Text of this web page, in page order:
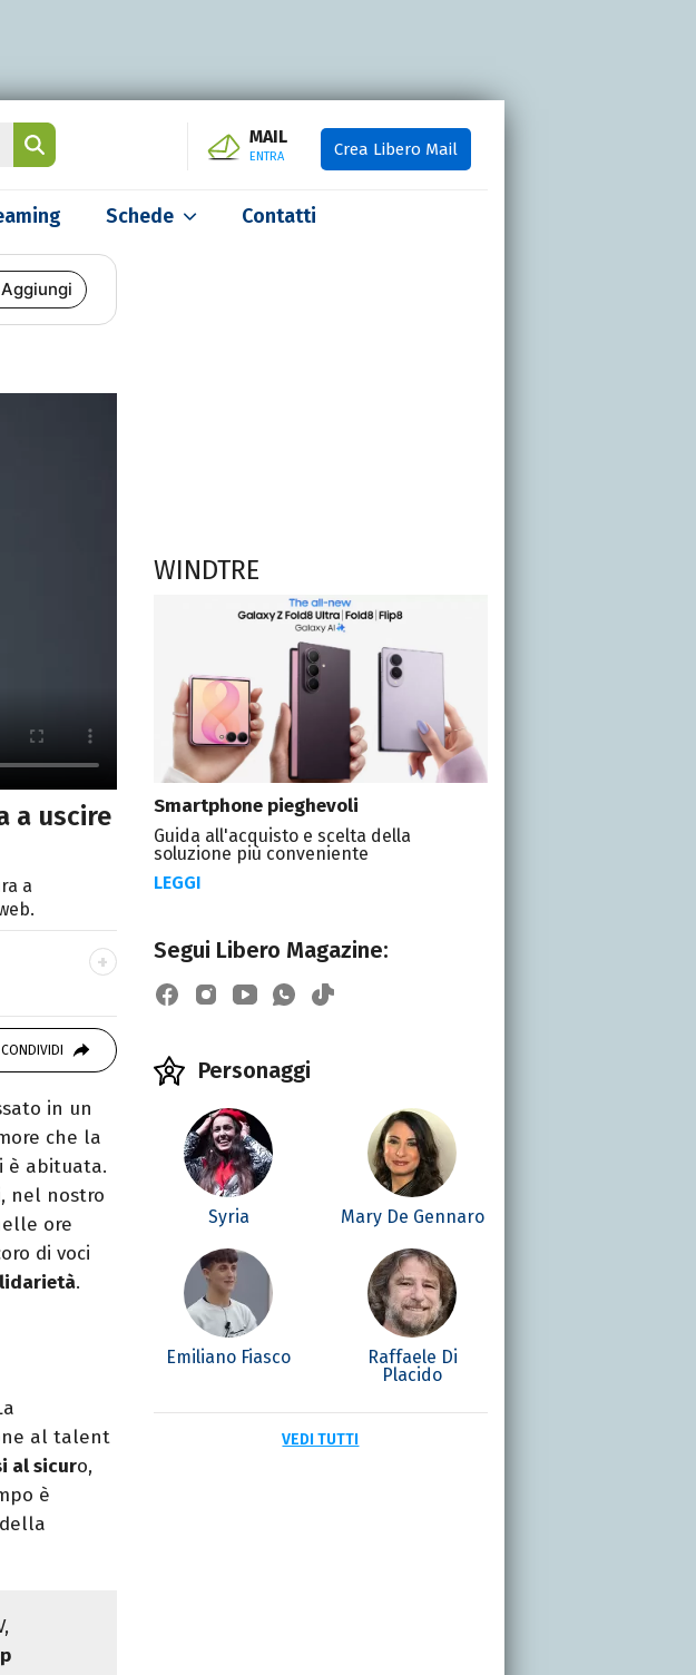
MAIL
ENTRA Crea Libero Mail
Schede Contatti
Aggiungi
a uscire
a
è
e ama i
CONDIVIDI
in un
che la
è abituata.
nel nostro
ore
di voci
.
al talent
al sicuro,
è
WINDTRE
Smartphone pieghevoli
Guida all'acquisto e scelta della
soluzione più conveniente
LEGGI
Segui Libero Magazine:
Personaggi
Syria Mary De Gennaro
Emiliano Fiasco
Raffaele Di
Placido
VEDI TUTTI